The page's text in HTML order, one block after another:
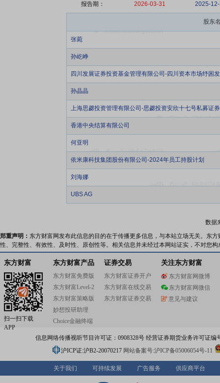
报告期： 2026-03-31 2025-
股东
张菀
孙屹峥
四川发展证券投资基金管理有限公司-四川资本市场纾困
孙晶晶
上海思勰投资管理有限公司-思勰投资安欣十七号私募证
香港中央结算有限公司
何亚明
依米康科技集团股份有限公司-2024年员工持股计划
刘海娜
UBS AG
数据
郑重声明： 东方财富网发布此信息的目的在于传播更多信息，与本站立场无关。东
性、完整性、有效性、及时性、原创性等。相关信息并未经过本网站证实，不对您
东方财富
扫一扫下载
APP
东方财富产品
东方财富免费版
东方财富Level-2
东方财富策略版
妙想投研助理
Choice金融终端
证券交易
东方财富证券开户
东方财富在线交易
东方财富证券交易
关注东方财富
东方财富网微博
东方财富网微信
意见与建议
信息网络传播视听节目许可证：0908328号 经营证券期货业务许可证编
沪ICP证:沪B2-20070217 网站备案号:沪ICP备05006054号-11
关于我们 可持续发展 广告服务 供应商平台